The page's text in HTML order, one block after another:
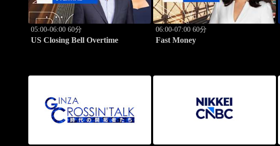
05:00-06:00 60分
US Closing Bell Overtime
06:00-07:00 60分
Fast Money